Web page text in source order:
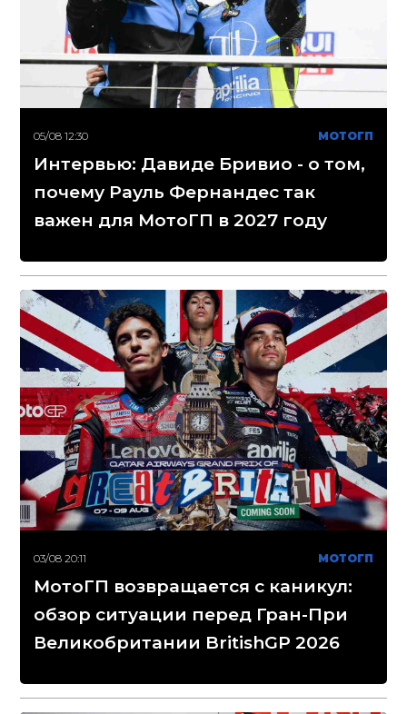
05/08 12:30 МОТОГП
Интервью: Давиде Бривио - о том,
почему Рауль Фернандес так
важен для МотоГП в 2027 году
03/08 20:11 МОТОГП
МотоГП возвращается с каникул:
обзор ситуации перед Гран-При
Великобритании BritishGP 2026